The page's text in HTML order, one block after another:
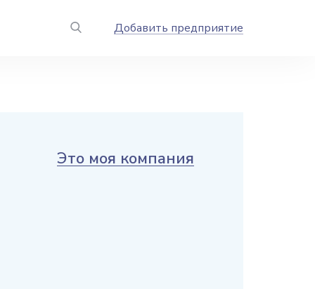
Добавить предприятие
Это моя компания